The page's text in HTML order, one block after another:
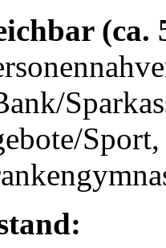
(ca.